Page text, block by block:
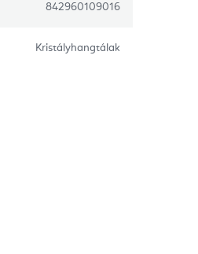
842960109016
Kristályhangtálak